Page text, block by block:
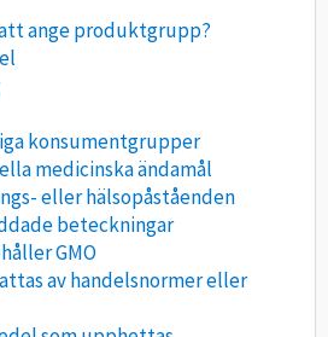
ange produktgrupp?
konsumentgrupper
medicinska ändamål
eller hälsopåståenden
beteckningar
GMO
av handelsnormer eller